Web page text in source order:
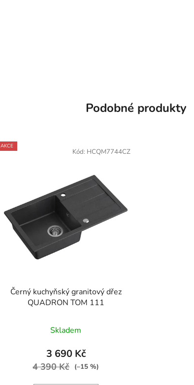
Podobné produkty
AKCE
Černý kuchyňský granitový dřez
QUADRON TOM 111
hodnocení
produktu
je
Skladem
3 690 Kč
4 390 Kč (–15 %)
Kód: HCQM7744CZ